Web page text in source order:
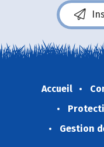
Accueil
Gestion